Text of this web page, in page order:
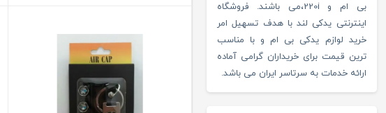
بی ام و 220i،می باشند. فروشگاه
اینترنتی یدکی لند با هدف تسهیل امر
خرید لوازم یدکی بی ام و با مناسب
ترین قیمت برای خریداران گرامی آماده
ارائه خدمات به سرتاسر ایران می باشد.